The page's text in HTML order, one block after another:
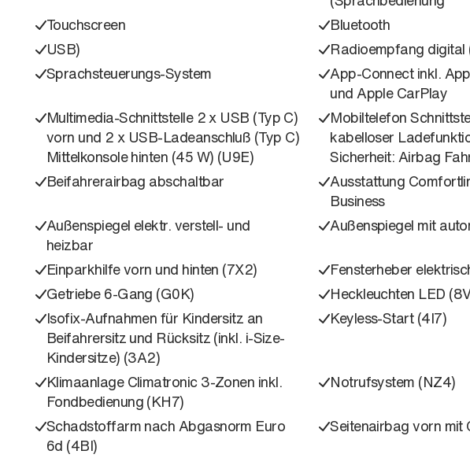
Touchscreen
Bluetooth
USB)
Radioempfang digital
Sprachsteuerungs-System
App-Connect inkl.
und Apple CarPlay
Multimedia-Schnittstelle 2 x USB (Typ C)
vorn und 2 x USB-Ladeanschluß (Typ C)
Mittelkonsole hinten (45 W) (U9E)
Mobiltelefon
kabelloser
Sicherheit: Airbag
Beifahrerairbag abschaltbar
Ausstattung
Business
Außenspiegel elektr. verstell- und
heizbar
Außenspiegel mit
Einparkhilfe vorn und hinten (7X2)
Fensterheber
Getriebe 6-Gang (G0K)
Heckleuchten LED
Isofix-Aufnahmen für Kindersitz an
Beifahrersitz und Rücksitz (inkl. i-Size-
Kindersitze) (3A2)
Keyless-Start (4I7)
Klimaanlage Climatronic 3-Zonen inkl.
Fondbedienung (KH7)
Notrufsystem (NZ4)
Schadstoffarm nach Abgasnorm Euro
6d (4BI)
Seitenairbag vorn mit